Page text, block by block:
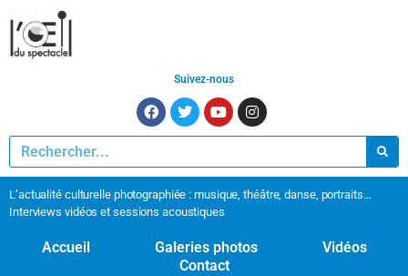
Suivez-nous
L’actualité culturelle photographiée : musique, théâtre, danse, portraits…
Interviews vidéos et sessions acoustiques
Accueil Galeries photos
Vidéos
Contact